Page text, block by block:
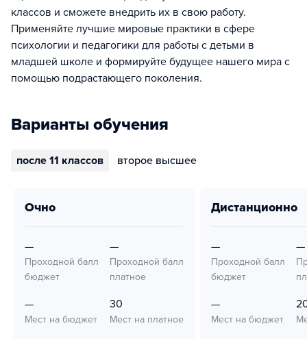
классов и сможете внедрить их в свою работу.
Применяйте лучшие мировые практики в сфере
психологии и педагогики для работы c детьми в
младшей школе и формируйте будущее нашего мира с
помощью подрастающего поколения.
Варианты обучения
после 11 классов второе высшее
очно
—
Проходной балл
бюджет
—
Проходной балл
платное
—
Мест на бюджет
30
Мест на платное
дистанционно
—
Проходной балл
бюджет
—
—
Мест на бюджет